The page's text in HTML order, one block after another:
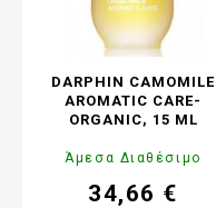
DARPHIN CAMOMILE
AROMATIC CARE-
ORGANIC, 15 ML
Άμεσα Διαθέσιμο
Τιμή
34,66 €